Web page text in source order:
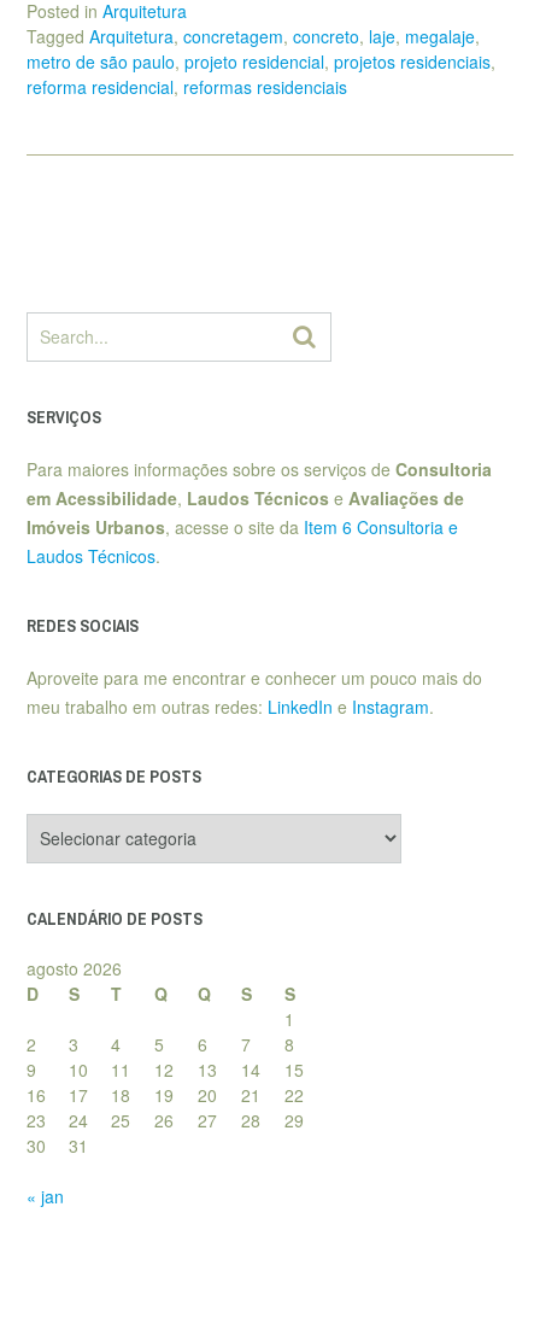
Posted in Arquitetura
Tagged Arquitetura, concretagem, concreto, laje, megalaje,
metro de são paulo, projeto residencial, projetos residenciais,
reforma residencial, reformas residenciais
SERVIÇOS
Para maiores informações sobre os serviços de Consultoria
em Acessibilidade, Laudos Técnicos e Avaliações de
Imóveis Urbanos, acesse o site da Item 6 Consultoria e
Laudos Técnicos.
REDES SOCIAIS
Aproveite para me encontrar e conhecer um pouco mais do
meu trabalho em outras redes: LinkedIn e Instagram.
CATEGORIAS DE POSTS
de
CALENDÁRIO DE POSTS
agosto 2026
D
S T Q Q S
S
1
2
3 4 5 6 7
8
9
10 11 12 13 14
15
16
17 18 19 20 21
22
23
24 25 26 27 28
29
30
31
« jan